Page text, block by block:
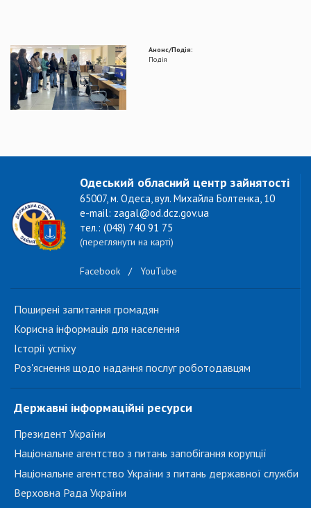
Анонс/Подія:
Подія
Одеський обласний центр зайнятості
65007, м. Одеса, вул. Михайла Болтенка, 10
e-mail: zagal@od.dcz.gov.ua
тел.: (048) 740 91 75
(переглянути на карті)
Facebook / YouTube
Поширені запитання громадян
Корисна інформація для населення
Історії успіху
Роз'яснення щодо надання послуг роботодавцям
Державні інформаційні ресурси
Президент України
Національне агентство з питань запобігання корупції
Національне агентство України з питань державної служби
Верховна Рада України